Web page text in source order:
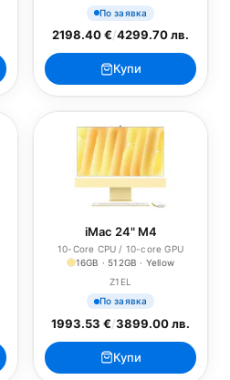
По заявка
2198.40 €/4299.70 лв.
Купи
iMac 24" M4
10-Core CPU / 10-core GPU
16GB · 512GB · Yellow
Z1EL
По заявка
1993.53 €/3899.00 лв.
Купи